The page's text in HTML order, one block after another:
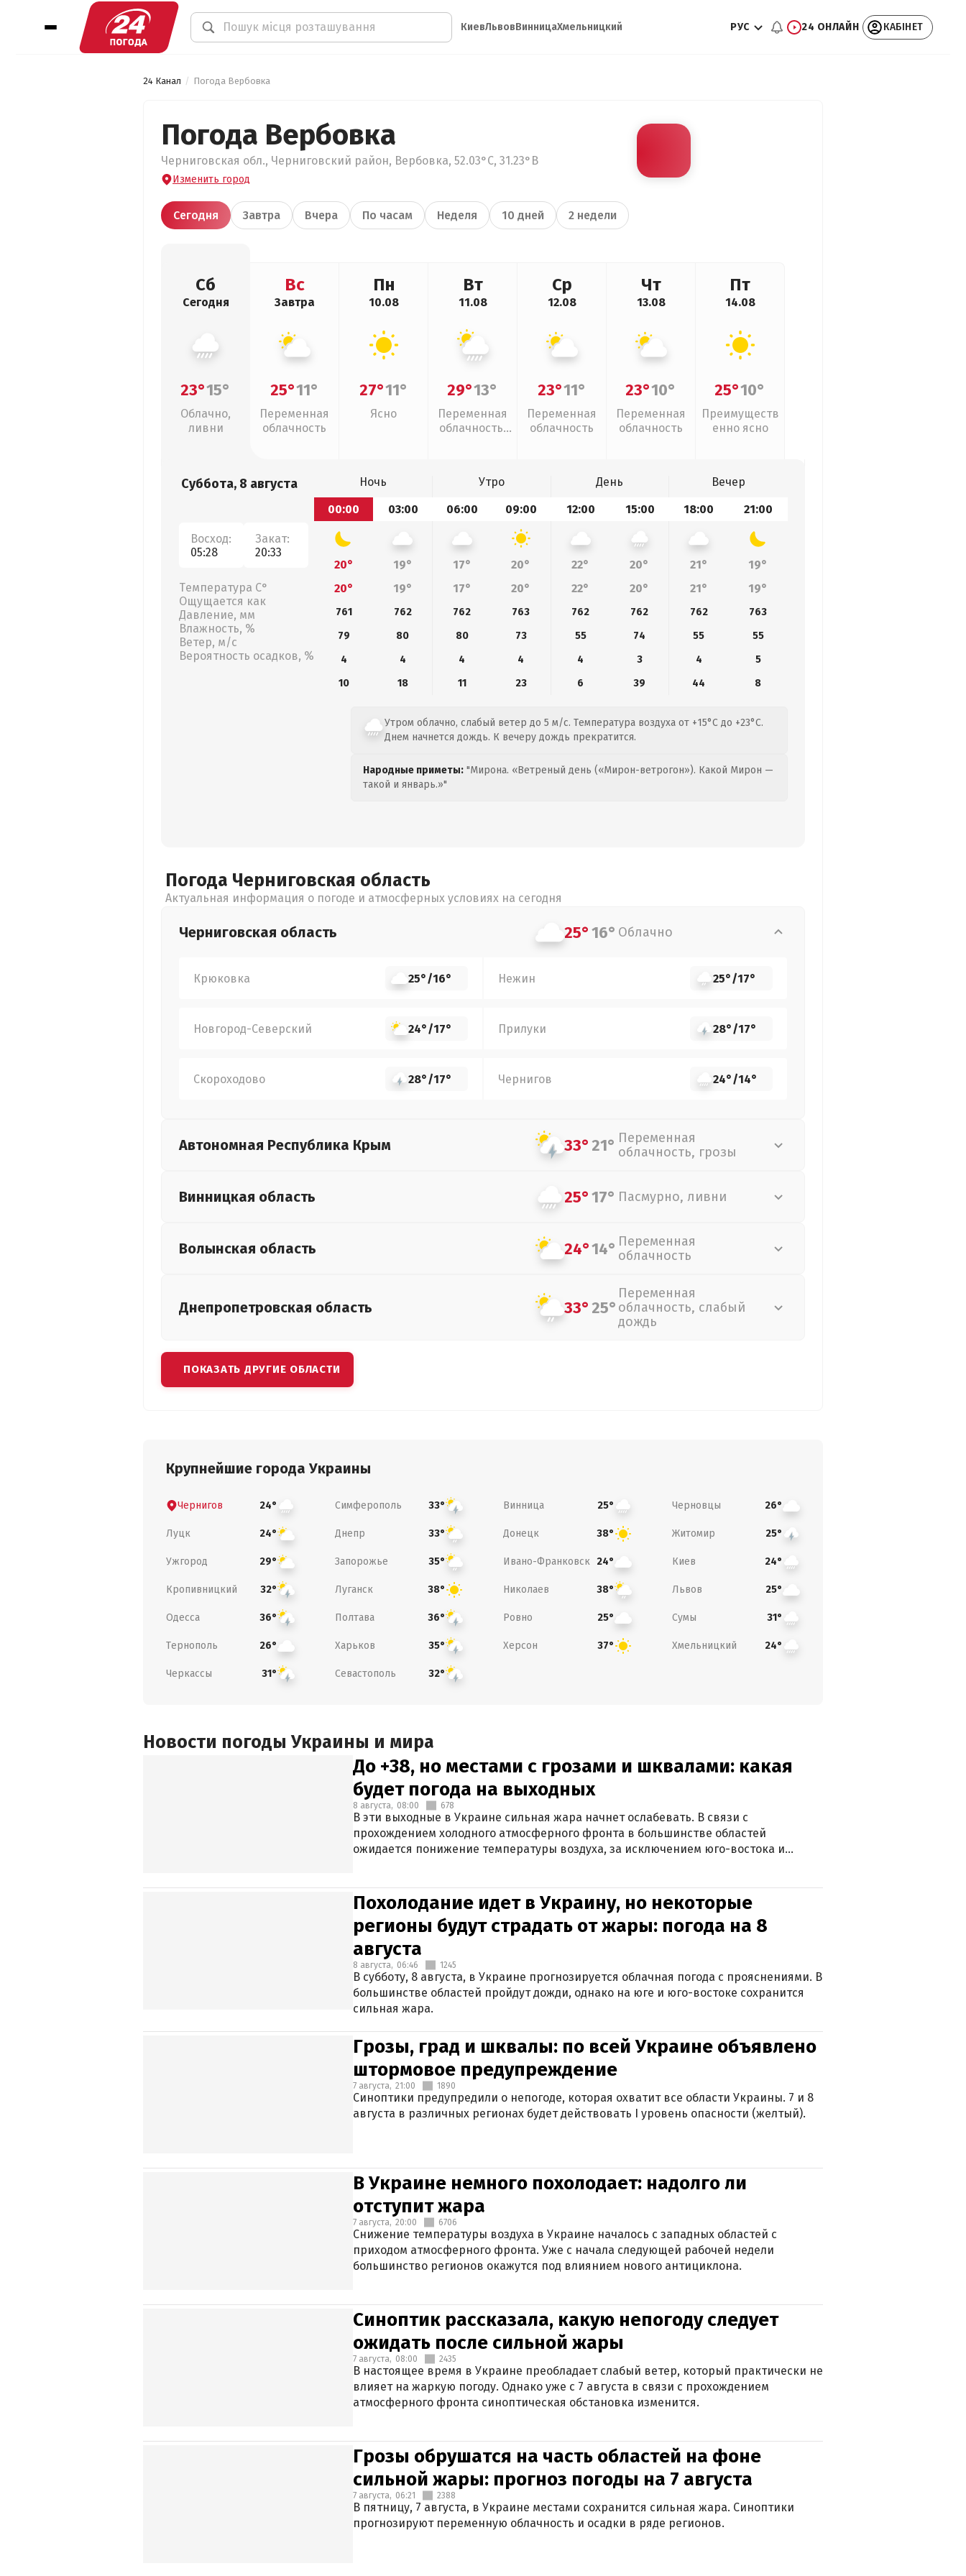
КиевЛьвовВинницаХмельницкий РУС 24 ОНЛАЙН КАБІНЕТ
24 Канал Погода Вербовка
Погода Вербовка
Черниговская обл., Черниговский район, Вербовка, 52.03°С, 31.23°В
Изменить город
Сегодня Завтра Вчера По часам Неделя 10 дней 2 недели
Сб
Сегодня
23°15°
Облачно,
ливни
Вс
Завтра
25°11°
Переменная
облачность
Пн
10.08
27°11°
Ясно
Вт
11.08
29°13°
Переменная
облачность,
Ср
12.08
23°11°
Переменная
облачность
Чт
13.08
23°10°
Переменная
облачность
Пт
14.08
25°10°
Преимуществ
енно ясно
Суббота, 8 августа
Восход:
05:28
Закат:
20:33
Температура С°
Ощущается как
Давление, мм
Влажность, %
Ветер, м/с
Вероятность осадков, %
Ночь Утро День
Вечер
00:00
03:00 06:00 09:00 12:00 15:00 18:00 21:00
20° 19° 17° 20° 22° 20° 21°
19°
20°
19° 17° 20° 22° 20° 21° 19°
761 762 762 763 762 762 762
763
79
80 80 73 55 74 55
55
4
4 4 4 4 3 4
5
10
18 11 23 6 39 44 8
Утром облачно, слабый ветер до 5 м/с. Температура воздуха от +15°C до +23°C.
Днем начнется дождь. К вечеру дождь прекратится.
Народные приметы: "Мирона. «Ветреный день («Мирон-ветрогон»). Какой Мирон —
такой и январь.»"
Погода Черниговская область
Актуальная информация о погоде и атмосферных условиях на сегодня
Черниговская область 25°16° Облачно
Крюковка 25°/16° Нежин 25°/17°
Новгород-Северский 24°/17° Прилуки 28°/17°
Скороходово 28°/17° Чернигов 24°/14°
Автономная Республика Крым 33°21° Переменная
облачность, грозы
Винницкая область 25°17° Пасмурно, ливни
Волынская область 24°14° Переменная
облачность
Днепропетровская область 33°25°
Переменная
облачность, слабый
дождь
ПОКАЗАТЬ ДРУГИЕ ОБЛАСТИ
Крупнейшие города Украины
Чернигов 24° Симферополь 33° Винница 25° Черновцы 26°
Луцк 24° Днепр 33° Донецк 38° Житомир 25°
Ужгород 29° Запорожье 35° Ивано-Франковск 24° Киев 24°
Кропивницкий 32° Луганск 38° Николаев 38° Львов 25°
Одесса 36° Полтава 36° Ровно 25° Сумы 31°
Тернополь 26° Харьков 35° Херсон 37° Хмельницкий 24°
Черкассы 31° Севастополь 32°
Новости погоды Украины и мира
До +38, но местами с грозами и шквалами: какая
будет погода на выходных
8 августа, 08:00 678
В эти выходные в Украине сильная жара начнет ослабевать. В связи с
прохождением холодного атмосферного фронта в большинстве областей
ожидается понижение температуры воздуха, за исключением юго-востока и
Похолодание идет в Украину, но некоторые
регионы будут страдать от жары: погода на 8
августа
8 августа, 06:46 1245
В субботу, 8 августа, в Украине прогнозируется облачная погода с прояснениями. В
большинстве областей пройдут дожди, однако на юге и юго-востоке сохранится
сильная жара.
Грозы, град и шквалы: по всей Украине объявлено
штормовое предупреждение
7 августа, 21:00 1890
Синоптики предупредили о непогоде, которая охватит все области Украины. 7 и 8
августа в различных регионах будет действовать I уровень опасности (желтый).
В Украине немного похолодает: надолго ли
отступит жара
7 августа, 20:00 6706
Снижение температуры воздуха в Украине началось с западных областей с
приходом атмосферного фронта. Уже с начала следующей рабочей недели
большинство регионов окажутся под влиянием нового антициклона.
Синоптик рассказала, какую непогоду следует
ожидать после сильной жары
7 августа, 08:00 2435
В настоящее время в Украине преобладает слабый ветер, который практически не
влияет на жаркую погоду. Однако уже с 7 августа в связи с прохождением
атмосферного фронта синоптическая обстановка изменится.
Грозы обрушатся на часть областей на фоне
сильной жары: прогноз погоды на 7 августа
7 августа, 06:21 2388
В пятницу, 7 августа, в Украине местами сохранится сильная жара. Синоптики
прогнозируют переменную облачность и осадки в ряде регионов.